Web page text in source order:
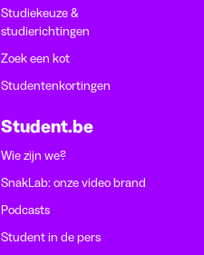
Studiekeuze &
studierichtingen
Zoek een kot
Studentenkortingen
Student.be
Wie zijn we?
SnakLab: onze video brand
Podcasts
Student in de pers